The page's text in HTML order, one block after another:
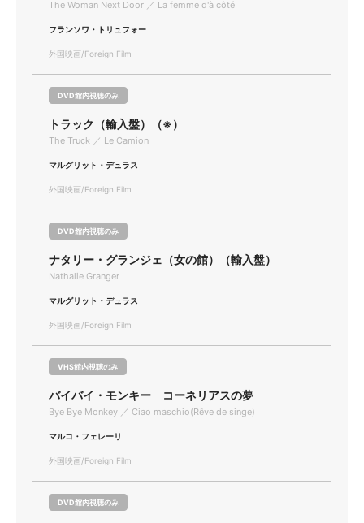
The Woman Next Door ／ La femme d'à côté
フランソワ・トリュフォー
外国映画/Foreign Film
DVD館内視聴のみ
トラック（輸入盤）（※）
The Truck ／ Le Camion
マルグリット・デュラス
外国映画/Foreign Film
DVD館内視聴のみ
ナタリー・グランジェ（女の館）（輸入盤）
Nathalie Granger
マルグリット・デュラス
外国映画/Foreign Film
VHS館内視聴のみ
バイバイ・モンキー コーネリアスの夢
Bye Bye Monkey ／ Ciao maschio(Rêve de singe)
マルコ・フェレーリ
外国映画/Foreign Film
DVD館内視聴のみ